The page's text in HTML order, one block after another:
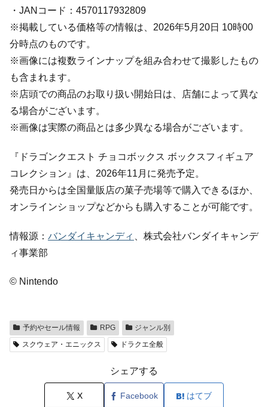
・JANコード：4570117932809
※掲載している価格等の情報は、2026年5月20日 10時00
分時点のものです。
※画像には複数ラインナップを組み合わせて撮影したもの
も含まれます。
※店頭での商品のお取り扱い開始日は、店舗によって異な
る場合がございます。
※画像は実際の商品とは多少異なる場合がございます。
『ドラゴンクエスト チョコボックス ボックスフィギュア
コレクション』は、2026年11月に発売予定。
発売日からは全国量販店の菓子売場等で購入できるほか、
オンラインショップなどからも購入することが可能です。
情報源： バンダイキャンディ
、株式会社バンダイキャンデ
ィ事業部
© Nintendo
予約やセール情報 RPG
ジャンル別
スクウェア・エニックス
ドラクエ全般
シェアする
X Facebook はてブ